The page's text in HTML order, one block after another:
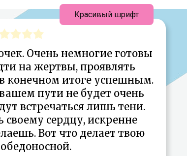
Очень немногие готовы
на жертвы, проявлять
конечном итоге успешным.
пути не будет очень
встречаться лишь тени.
сердцу, искренне
Вот что делает твою
Красивый шрифт